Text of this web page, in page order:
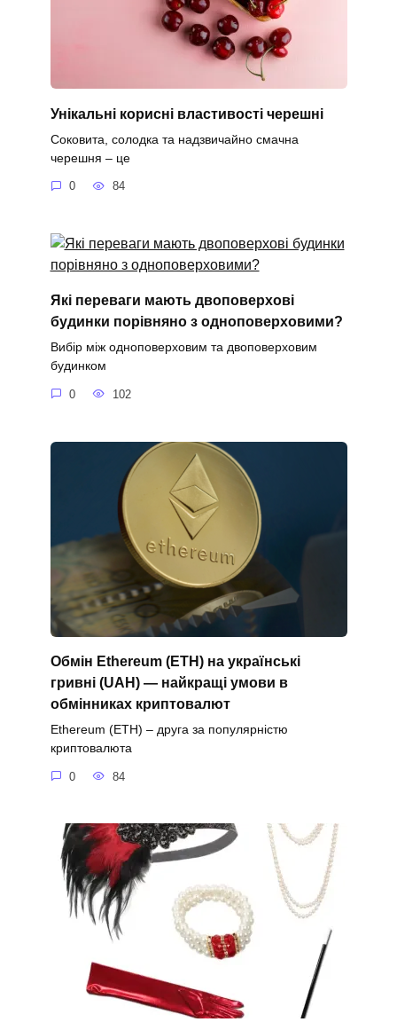
Унікальні корисні властивості черешні
Соковита, солодка та надзвичайно смачна
черешня – це
0 84
Які переваги мають двоповерхові
будинки порівняно з одноповерховими?
Вибір між одноповерховим та двоповерховим
будинком
0 102
Обмін Ethereum (ETH) на українські
гривні (UAH) — найкращі умови в
обмінниках криптовалют
Ethereum (ETH) – друга за популярністю
криптовалюта
0 84